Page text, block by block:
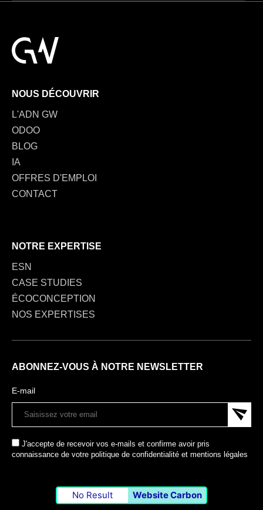
NOUS DÉCOUVRIR
L'ADN GW
ODOO
BLOG
IA
OFFRES D'EMPLOI
CONTACT
NOTRE EXPERTISE
ESN
CASE STUDIES
ÉCOCONCEPTION
NOS EXPERTISES
ABONNEZ-VOUS À NOTRE NEWSLETTER
E-mail
J'accepte de recevoir vos e-mails et confirme avoir pris
connaissance de votre politique de confidentialité et mentions légales
No Result Website Carbon